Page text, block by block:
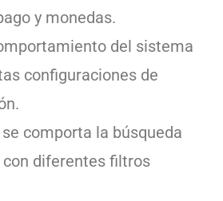
y monedas.
del sistema
configuraciones de
comporta la búsqueda
diferentes filtros